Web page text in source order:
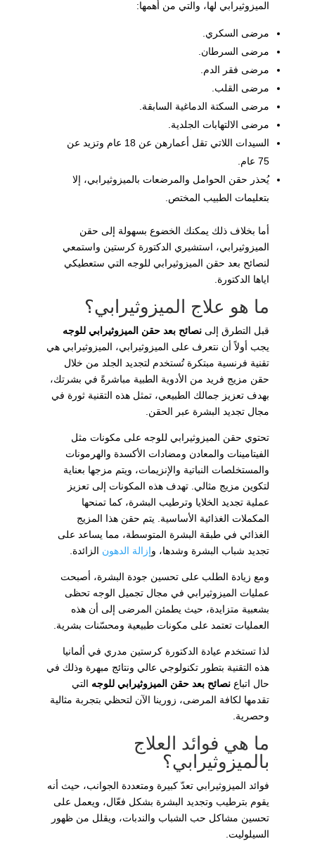
الميزوثيرابي لها، والتي من أهمها:
مرضى السكري.
مرضى السرطان.
مرضى فقر الدم.
مرضى القلب.
مرضى السكتة الدماغية السابقة.
مرضى الالتهابات الجلدية.
السيدات اللاتي تقل أعمارهن عن 18 عام وتزيد عن
75 عام.
يُحذر حقن الحوامل والمرضعات بالميزوثيرابي، إلا
بتعليمات الطبيب المختص.
أما بخلاف ذلك يمكنك الخضوع بسهولة إلى حقن
الميزوثيرابي، استشيري الدكتورة كرستين واستمعي
لنصائح بعد حقن الميزوثيرابي للوجه التي ستعطيكي
اياها الدكتورة.
ما هو علاج الميزوثيرابي؟
قبل التطرق إلى نصائح بعد حقن الميزوثيرابي للوجه
يجب أولاً أن نتعرف على الميزوثيرابي، الميزوثيرابي هي
تقنية فرنسية مبتكرة تُستخدم لتجديد الجلد من خلال
حقن مزيج فريد من الأدوية الطبية مباشرةً في بشرتك،
بهدف تعزيز جمالك الطبيعي، تمثل هذه التقنية ثورة في
مجال تجديد البشرة عبر الحقن.
تحتوي حقن الميزوثيرابي للوجه على مكونات مثل
الفيتامينات والمعادن ومضادات الأكسدة والهرمونات
والمستخلصات النباتية والإنزيمات، ويتم مزجها بعناية
لتكوين مزيج مثالي. تهدف هذه المكونات إلى تعزيز
عملية تجديد الخلايا وترطيب البشرة، كما تمنحها
المكملات الغذائية الأساسية. يتم حقن هذا المزيج
الغذائي في طبقة البشرة المتوسطة، مما يساعد على
تجديد شباب البشرة وشدها، وإزالة الدهون الزائدة.
ومع زيادة الطلب على تحسين جودة البشرة، أصبحت
عمليات الميزوثيرابي في مجال تجميل الوجه تحظى
بشعبية متزايدة، حيث يطمئن المرضى إلى أن هذه
العمليات تعتمد على مكونات طبيعية ومحسّنات بشرية.
لذا تستخدم عيادة الدكتورة كرستين مدري في ألمانيا
هذه التقنية بتطور تكنولوجي عالي ونتائج مبهرة وذلك في
حال اتباع نصائح بعد حقن الميزوثيرابي للوجه التي
تقدمها لكافة المرضى، زورينا الآن لتحظي بتجربة مثالية
وحصرية.
ما هي فوائد العلاج
بالميزوثيرابي؟
فوائد الميزوثيرابي تعدّ كبيرة ومتعددة الجوانب، حيث أنه
يقوم بترطيب وتجديد البشرة بشكل فعّال، ويعمل على
تحسين مشاكل حب الشباب والندبات، ويقلل من ظهور
السيلوليت.